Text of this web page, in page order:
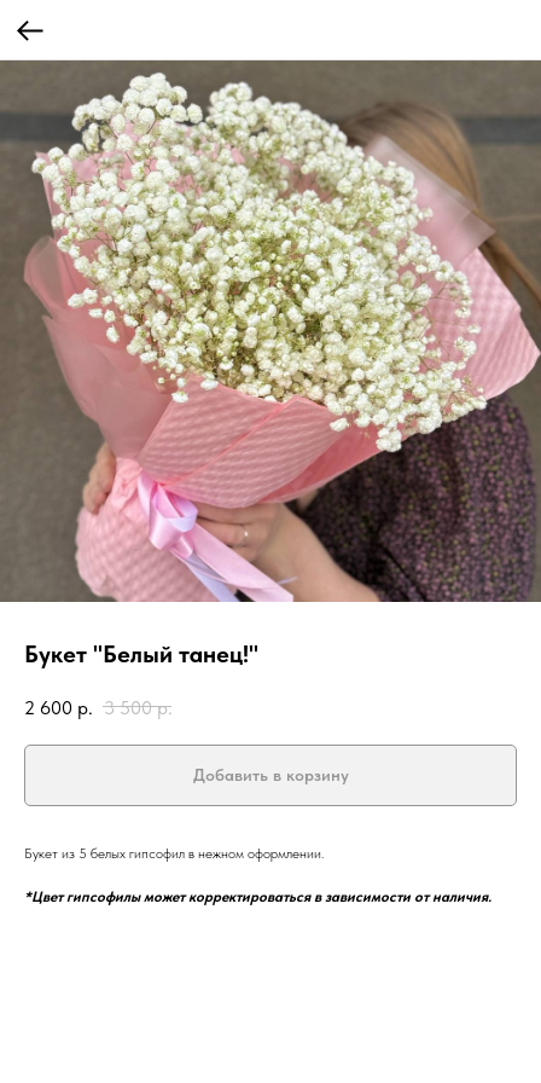
Букет "Белый танец!"
2 600 р. 3 500 р.
Добавить в корзину
Букет из 5 белых гипсофил в нежном оформлении.
*Цвет гипсофилы может корректироваться в зависимости от наличия.